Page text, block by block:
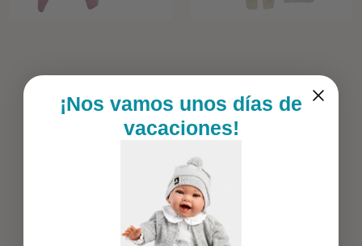
¡Nos vamos unos días de
vacaciones!